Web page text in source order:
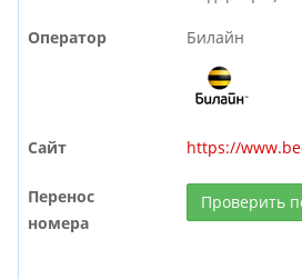
Оператор Билайн
Сайт https://
Перенос
номера
Проверить